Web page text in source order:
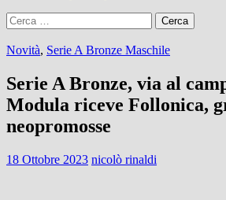
Ricerca
per:
Novità, Serie A Bronze Maschile
Serie A Bronze, via al
Modula riceve Follonica,
neopromosse
18 Ottobre 2023 nicolò rinaldi